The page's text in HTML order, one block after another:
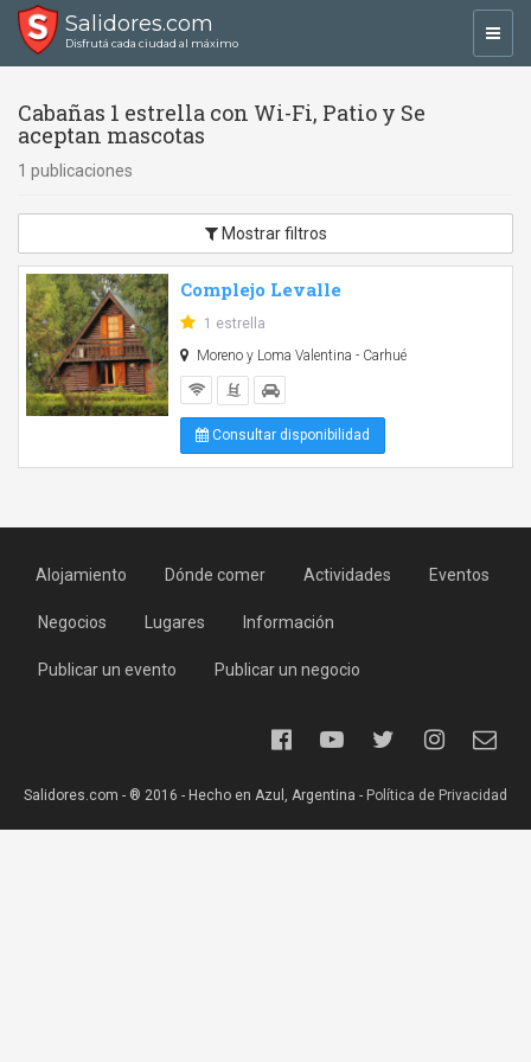
Salidores.com
Disfrutá cada ciudad al máximo
Cabañas 1 estrella con Wi-Fi, Patio y Se
aceptan mascotas
1 publicaciones
Mostrar filtros
Complejo Levalle
1 estrella
Moreno y Loma Valentina - Carhué
Consultar disponibilidad
Alojamiento Dónde comer Actividades Eventos
Negocios Lugares Información
Publicar un evento Publicar un negocio
Salidores.com - ® 2016 - Hecho en Azul, Argentina - Política de Privacidad